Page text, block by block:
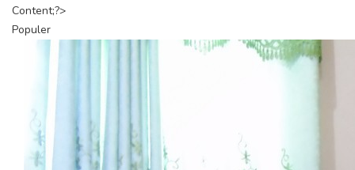
Content;?>
Populer